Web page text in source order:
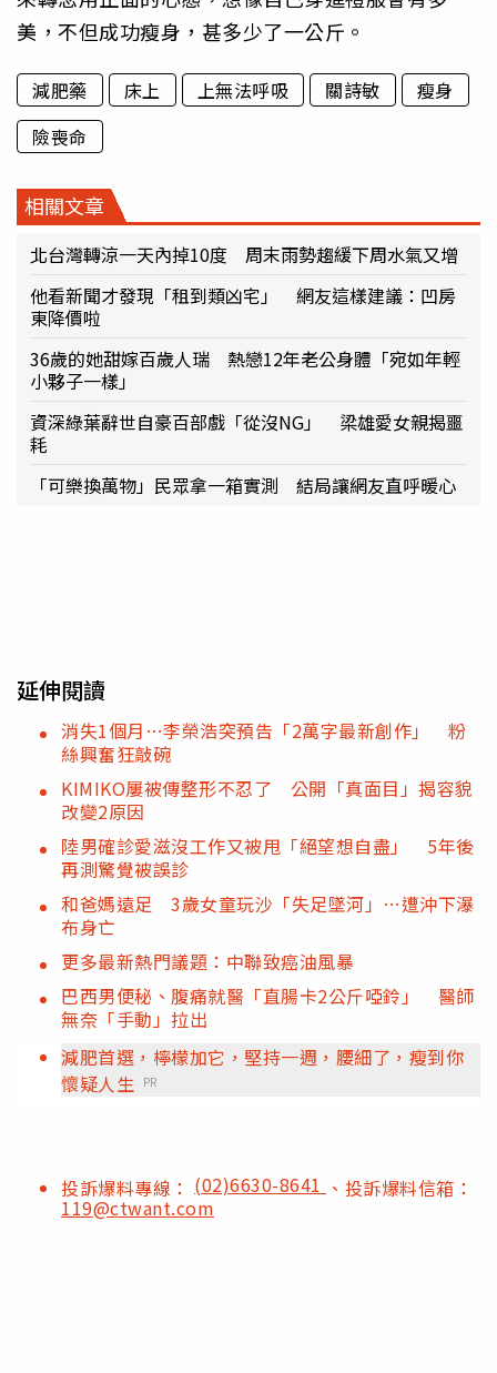
美，不但成功瘦身，甚多少了一公斤。
減肥藥 床上 上無法呼吸 關詩敏
瘦身
險喪命
相關文章
北台灣轉涼一天內掉10度 周末雨勢趨緩下周水氣又增
他看新聞才發現「租到類凶宅」 網友這樣建議：凹房
東降價啦
36歲的她甜嫁百歲人瑞 熱戀12年老公身體「宛如年輕
小夥子一樣」
資深綠葉辭世自豪百部戲「從沒NG」 梁雄愛女親揭噩
耗
「可樂換萬物」民眾拿一箱實測 結局讓網友直呼暖心
延伸閱讀
消失1個月…李榮浩突預告「2萬字最新創作」 粉
絲興奮狂敲碗
KIMIKO屢被傳整形不忍了 公開「真面目」揭容貌
改變2原因
陸男確診愛滋沒工作又被甩「絕望想自盡」 5年後
再測驚覺被誤診
和爸媽遠足 3歲女童玩沙「失足墜河」…遭沖下瀑
布身亡
更多最新熱門議題：中聯致癌油風暴
巴西男便秘、腹痛就醫「直腸卡2公斤啞鈴」 醫師
無奈「手動」拉出
減肥首選，檸檬加它，堅持一週，腰細了，瘦到你
懷疑人生 PR
投訴爆料專線： (02)6630-8641 、投訴爆料信箱：
119@ctwant.com